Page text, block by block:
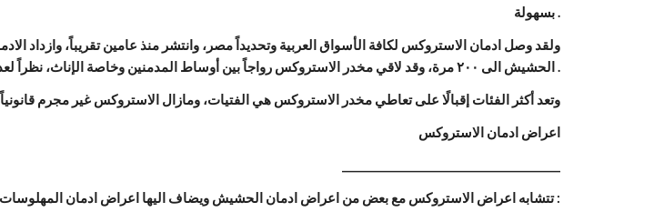
بسهولة .
الحشيش الى ٢٠٠ مرة، وقد لاقي مخدر الاستروكس رواجاً بين أوساط المدمنين وخاصة الإناث، نظراً لعدم تجريمة وسهولة الحصول عليه .
وتعد أكثر الفئات إقبالًا على تعاطي مخدر الاستروكس هي الفتيات، ومازال الاستروكس غير مجرم قانونياً
اعراض ادمان الاستروكس
تتشابه اعراض الاستروكس مع بعض من اعراض ادمان الحشيش ويضاف اليها اعراض ادمان المهلوسات، وتتمثل اعراض ادمان الاستروكس في الاتى :